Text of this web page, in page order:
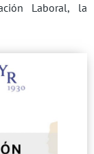
Laboral, la